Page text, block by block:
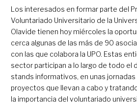
Los interesados en formar parte del
Voluntariado Universitario de la
Olavide tienen hoy miércoles la
cerca algunas de las más de 90
con las que colabora la UPO. Estas
sector participan a lo largo de todo el
stands informativos, en unas
proyectos que llevan a cabo y
la importancia del voluntariado